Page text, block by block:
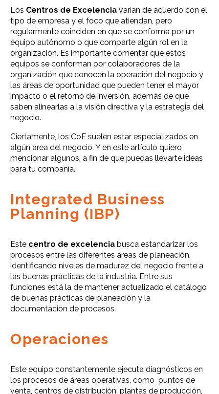
Los Centros de Excelencia varían de acuerdo con el
tipo de empresa y el foco que atiendan, pero
regularmente coinciden en que se conforma por un
equipo autónomo o que comparte algún rol en la
organización. Es importante comentar que estos
equipos se conforman por colaboradores de la
organización que conocen la operación del negocio y
las áreas de oportunidad que pueden tener el mayor
impacto o el retorno de inversión, además de que
saben alinearlas a la visión directiva y la estrategia del
negocio.
Ciertamente, los CoE suelen estar especializados en
algún área del negocio. Y en este artículo quiero
mencionar algunos, a fin de que puedas llevarte ideas
para tu compañía.
Integrated Business
Planning (IBP)
Este centro de excelencia busca estandarizar los
procesos entre las diferentes áreas de planeación,
identificando niveles de madurez del negocio frente a
las buenas prácticas de la industria. Entre sus
funciones está la de mantener actualizado el catálogo
de buenas prácticas de planeación y la
documentación de procesos.
Operaciones
Este equipo constantemente ejecuta diagnósticos en
los procesos de áreas operativas, como puntos de
venta, centros de distribución, plantas de producción,